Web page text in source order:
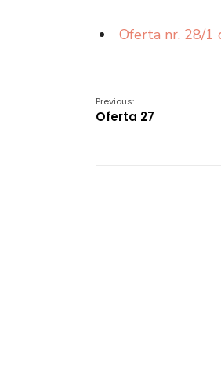
Oferta nr. 28/1
Previous:
Oferta 27